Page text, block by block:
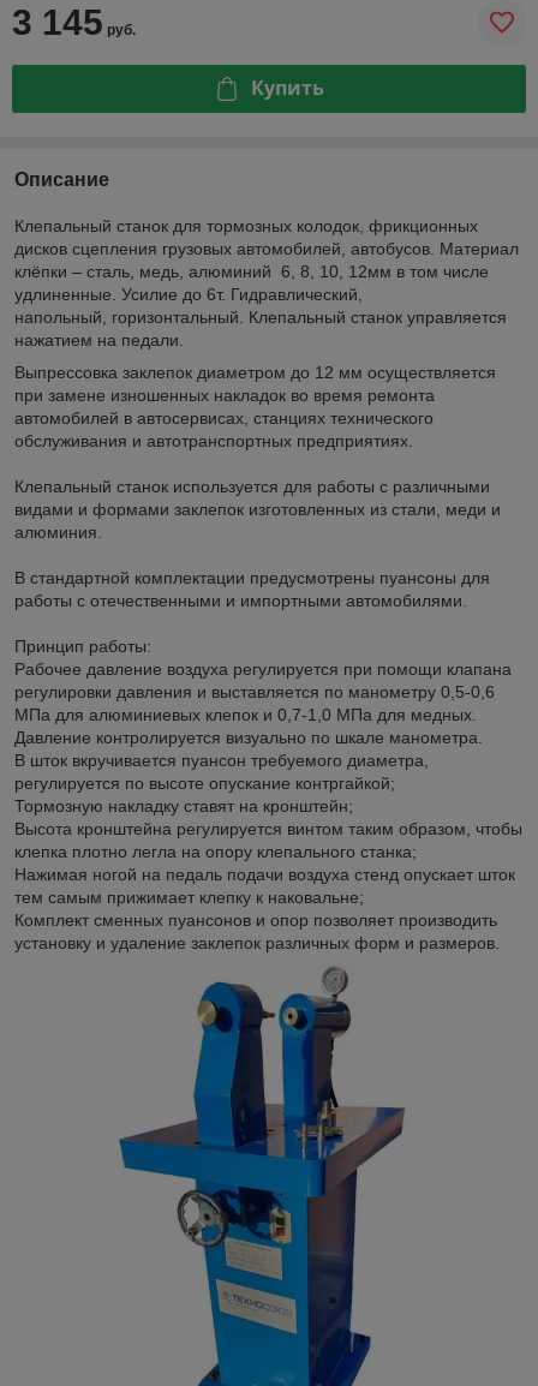
3 145 руб.
Купить
Описание
Клепальный станок для тормозных колодок, фрикционных
дисков сцепления грузовых автомобилей, автобусов. Материал
клёпки – сталь, медь, алюминий 6, 8, 10, 12мм в том числе
удлиненные. Усилие до 6т. Гидравлический,
напольный, горизонтальный. Клепальный станок управляется
нажатием на педали.
Выпрессовка заклепок диаметром до 12 мм осуществляется
при замене изношенных накладок во время ремонта
автомобилей в автосервисах, станциях технического
обслуживания и автотранспортных предприятиях.
Клепальный станок используется для работы с различными
видами и формами заклепок изготовленных из стали, меди и
алюминия.
В стандартной комплектации предусмотрены пуансоны для
работы с отечественными и импортными автомобилями.
Принцип работы:
Рабочее давление воздуха регулируется при помощи клапана
регулировки давления и выставляется по манометру 0,5-0,6
МПа для алюминиевых клепок и 0,7-1,0 МПа для медных.
Давление контролируется визуально по шкале манометра.
В шток вкручивается пуансон требуемого диаметра,
регулируется по высоте опускание контргайкой;
Тормозную накладку ставят на кронштейн;
Высота кронштейна регулируется винтом таким образом, чтобы
клепка плотно легла на опору клепального станка;
Нажимая ногой на педаль подачи воздуха стенд опускает шток
тем самым прижимает клепку к наковальне;
Комплект сменных пуансонов и опор позволяет производить
установку и удаление заклепок различных форм и размеров.